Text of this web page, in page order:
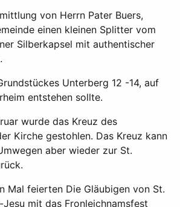
von Herrn Pater Buers,
einen kleinen Splitter vom
Silberkapsel mit authentischer
Unterberg 12 -14, auf
entstehen sollte.
wurde das Kreuz des
Kirche gestohlen. Das Kreuz kann
aber wieder zur St.
Mal feierten Die Gläubigen von St.
mit das Fronleichnamsfest